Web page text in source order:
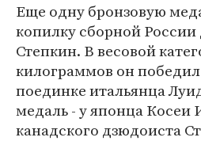
Еще одну бронзовую
копилку сборной
Степкин. В весовой
килограммов он
поединке итальянца
медаль - у японца Косеи
канадского дзюдоиста